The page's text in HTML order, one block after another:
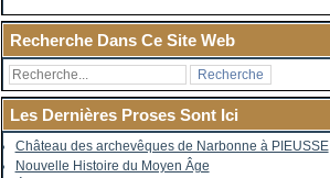
Recherche Dans Ce Site Web
Les Dernières Proses Sont Ici
Château des archevêques de Narbonne à PIEUSSE
Nouvelle Histoire du Moyen Âge